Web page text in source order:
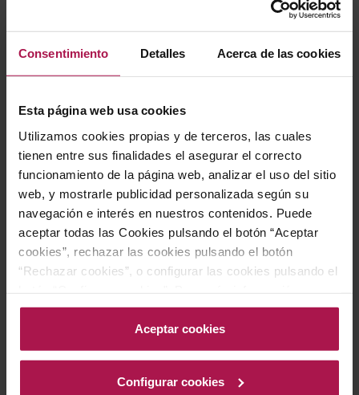
Consentimiento Detalles Acerca de las cookies
Esta página web usa cookies
Utilizamos cookies propias y de terceros, las cuales
tienen entre sus finalidades el asegurar el correcto
funcionamiento de la página web, analizar el uso del sitio
web, y mostrarle publicidad personalizada según su
navegación e interés en nuestros contenidos. Puede
aceptar todas las Cookies pulsando el botón “Aceptar
cookies”, rechazar las cookies pulsando el botón
“Rechazar cookies”, o configurar las cookies pulsando el
acceda a nuestra Política de Cookies.Para más
información acceda a nuestraPolítica de Cookies
Aceptar cookies
Configurar cookies
DO Penedès
Oriol Rossell
2024
15,80 €
AÑADIR
Gros
Oriol Rossell
2022
27,50 €